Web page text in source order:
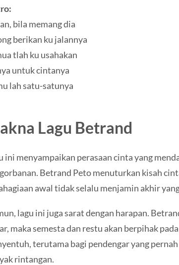
bila memang dia
berikan ku jalannya
tlah ku usahakan
untuk cintanya
lah satu-satunya
Lagu Betrand
ini menyampaikan perasaan cinta yang
Betrand Peto menuturkan kisah
awal tidak selalu menjamin akhir
lagu ini juga sarat dengan harapan.
maka semesta dan restu akan berpihak
terutama bagi pendengar yang
rintangan.